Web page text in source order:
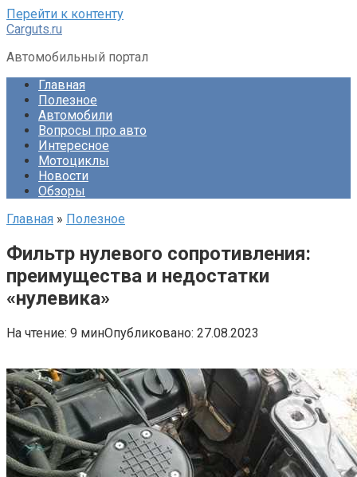
Перейти к контенту
Carguts.ru
Автомобильный портал
Главная
Полезное
Автомобили
Вопросы про авто
Интересное
Мотоциклы
Новости
Обзоры
Главная » Полезное
Фильтр нулевого сопротивления:
преимущества и недостатки
«нулевика»
На чтение: 9 минОпубликовано: 27.08.2023